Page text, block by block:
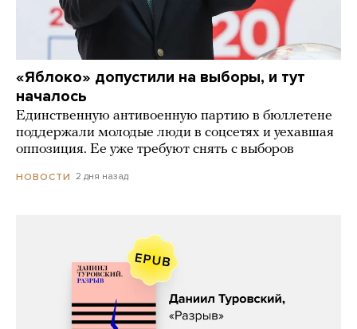
«Яблоко» допустили на выборы, и тут
началось
Единственную антивоенную партию в бюллетене
поддержали молодые люди в соцсетях и уехавшая
оппозиция. Ее уже требуют снять с выборов
НОВОСТИ 2 дня назад